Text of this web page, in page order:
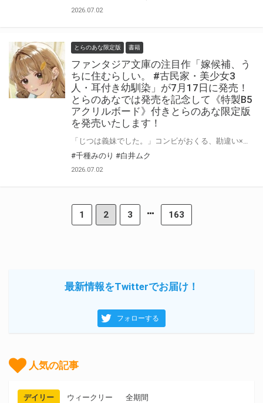
2026.07.02
とらのあな限定版 書籍
ファンタジア文庫の注目作「嫁候補、う
ちに住むらしい。 #古民家・美少女3
人・耳付き幼馴染」が7月17日に発売！
とらのあなでは発売を記念して《特製B5
アクリルボード》付きとらのあな限定版
を発売いたします！
#千種みのり #白井ムク
2026.07.02
1 2 3 163
最新情報をTwitterでお届け！
フォローする
人気の記事
デイリー ウィークリー 全期間